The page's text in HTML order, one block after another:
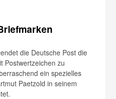
die Deutsche Post die
Postwertzeichen zu
ein spezielles
Paetzold in seinem